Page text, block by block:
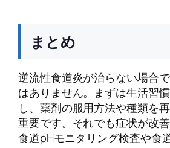
まとめ
逆流性食道炎が治らない場合
はありません。まずは生活習
し、薬剤の服用方法や種類を
重要です。それでも症状が改善
食道pHモニタリング検査や食